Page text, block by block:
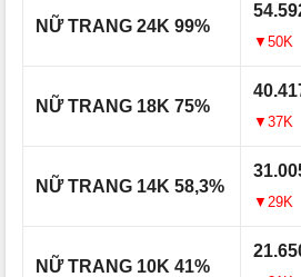
NỮ TRANG 24K 99%
▼50K
NỮ TRANG 18K 75%
▼37K
NỮ TRANG 14K 58,3%
▼29K
NỮ TRANG 10K 41%